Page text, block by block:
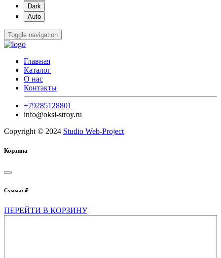
Dark
Auto
Toggle navigation
Главная
Каталог
О нас
Контакты
+79285128801
info@oksi-stroy.ru
Copyright © 2024 Studio Web-Project
Корзина
Сумма: ₽
ПЕРЕЙТИ В КОРЗИНУ